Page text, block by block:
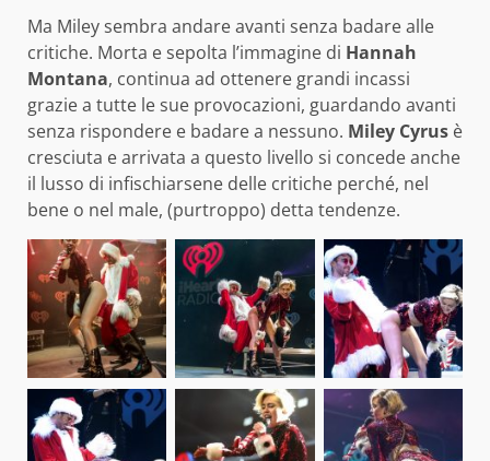
Ma Miley sembra andare avanti senza badare alle
critiche. Morta e sepolta l’immagine di Hannah
Montana, continua ad ottenere grandi incassi
grazie a tutte le sue provocazioni, guardando avanti
senza rispondere e badare a nessuno. Miley Cyrus è
cresciuta e arrivata a questo livello si concede anche
il lusso di infischiarsene delle critiche perché, nel
bene o nel male, (purtroppo) detta tendenze.